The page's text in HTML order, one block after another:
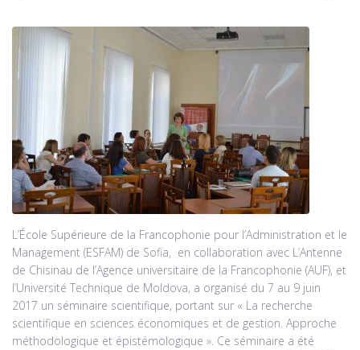
L’École Supérieure de la Francophonie pour l’Administration et le
Management (ESFAM) de Sofia, en collaboration avec L’Antenne
de Chisinau de l’Agence universitaire de la Francophonie (AUF), et
l’Université Technique de Moldova, a organisé du 7 au 9 juin
2017 un séminaire scientifique, portant sur « La recherche
scientifique en sciences économiques et de gestion. Approche
méthodologique et épistémologique ». Ce séminaire a été